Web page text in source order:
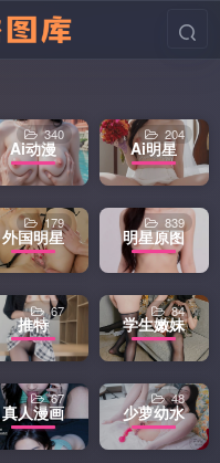
Ai动漫
340
Ai明星
204
外国明星
179
明星原图
839
推特
67
学生嫩妹
84
真人漫画
67
少萝幼水
48